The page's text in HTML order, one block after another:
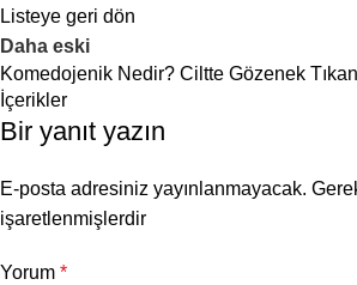
Listeye geri dön
Daha eski
Komedojenik Nedir? Ciltte Gözenek
İçerikler
Bir yanıt yazın
E-posta adresiniz yayınlanmayacak.
işaretlenmişlerdir
Yorum *